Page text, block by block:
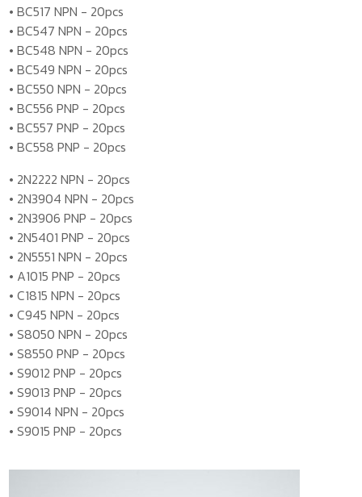
• BC517 NPN - 20pcs
• BC547 NPN - 20pcs
• BC548 NPN - 20pcs
• BC549 NPN - 20pcs
• BC550 NPN - 20pcs
• BC556 PNP - 20pcs
• BC557 PNP - 20pcs
• BC558 PNP - 20pcs
• 2N2222 NPN - 20pcs
• 2N3904 NPN - 20pcs
• 2N3906 PNP - 20pcs
• 2N5401 PNP - 20pcs
• 2N5551 NPN - 20pcs
• A1015 PNP - 20pcs
• C1815 NPN - 20pcs
• C945 NPN - 20pcs
• S8050 NPN - 20pcs
• S8550 PNP - 20pcs
• S9012 PNP - 20pcs
• S9013 PNP - 20pcs
• S9014 NPN - 20pcs
• S9015 PNP - 20pcs